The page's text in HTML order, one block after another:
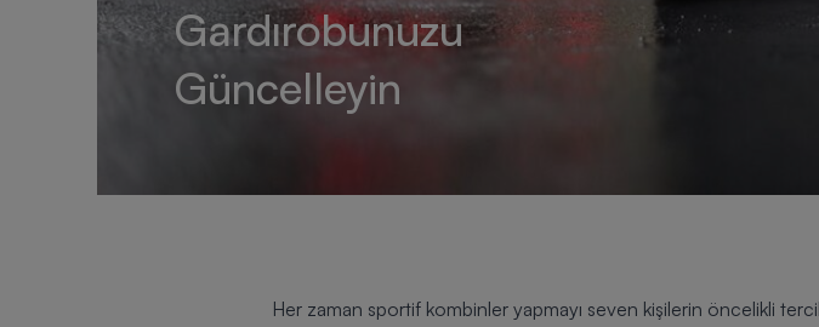
Gardırobunuzu
Güncelleyin
Her zaman sportif kombinler yapmayı seven kişilerin öncelikli